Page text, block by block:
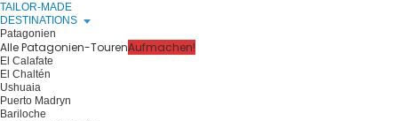
TAILOR-MADE
DESTINATIONS
Patagonien
Alle Patagonien-TourenAufmachen!
El Calafate
El Chaltén
Ushuaia
Puerto Madryn
Bariloche